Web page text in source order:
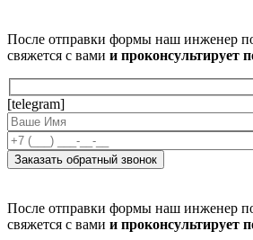
После отправки формы наш инженер
свяжется с вами и проконсультирует
[telegram]
После отправки формы наш инженер
свяжется с вами и проконсультирует